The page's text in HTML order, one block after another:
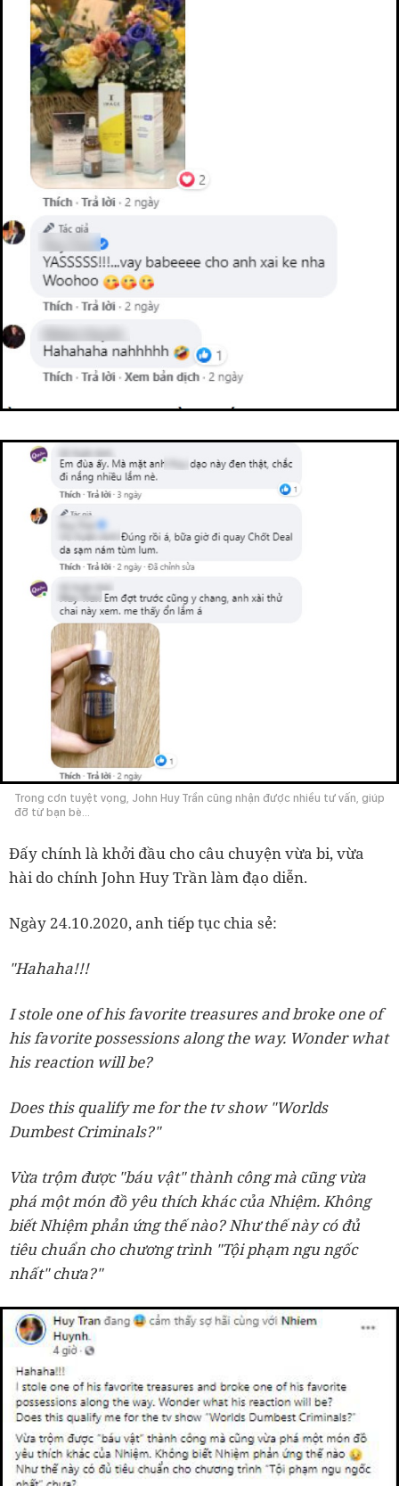
Trong cơn tuyệt vọng, John Huy Trần cũng nhận được nhiều tư vấn, giúp
đỡ từ bạn bè…
Đấy chính là khởi đầu cho câu chuyện vừa bi, vừa
hài do chính John Huy Trần làm đạo diễn.
Ngày 24.10.2020, anh tiếp tục chia sẻ:
"Hahaha!!!
I stole one of his favorite treasures and broke one of
his favorite possessions along the way. Wonder what
his reaction will be?
Does this qualify me for the tv show "Worlds
Dumbest Criminals?"
Vừa trộm được "báu vật" thành công mà cũng vừa
phá một món đồ yêu thích khác của Nhiệm. Không
biết Nhiệm phản ứng thế nào? Như thế này có đủ
tiêu chuẩn cho chương trình "Tội phạm ngu ngốc
nhất" chưa?"